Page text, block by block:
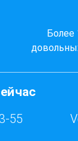
Более
55